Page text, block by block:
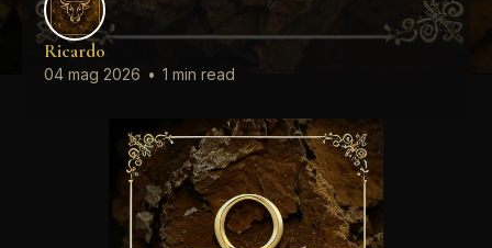
Ricardo
04 mag 2026 • 1 min read